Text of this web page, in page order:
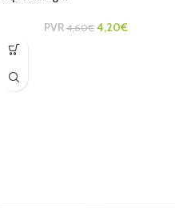
PVR 4,60€ 4,20€